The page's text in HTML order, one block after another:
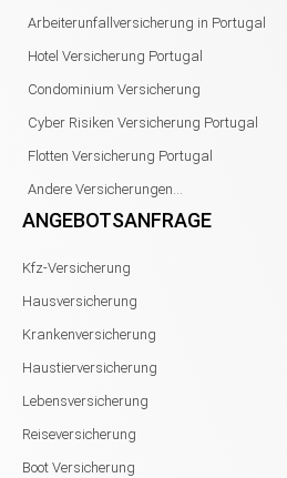
Arbeiterunfallversicherung in Portugal
Hotel Versicherung Portugal
Condominium Versicherung
Cyber Risiken Versicherung Portugal
Flotten Versicherung Portugal
Andere Versicherungen...
ANGEBOTSANFRAGE
Kfz-Versicherung
Hausversicherung
Krankenversicherung
Haustierversicherung
Lebensversicherung
Reiseversicherung
Boot Versicherung